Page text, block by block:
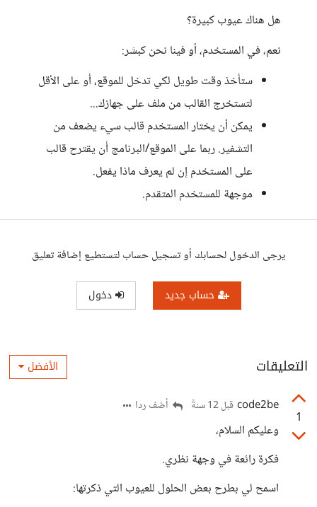
هل هناك عيوب كبيرة؟
نعم، في المستخدم، أو فينا نحن كبشر:
ستأخذ وقت طويل لكي تدخل للموقع، أو على الأقل
لتستخرج القالب من ملف على جهازك...
يمكن أن يختار المستخدم قالب سيء يضعف من
التشفير. ربما على الموقع/البرنامج أن يقترح قالب
على المستخدم إن لم يعرف ماذا يفعل.
موجهة للمستخدم المتقدم.
يرجى الدخول لحسابك أو تسجيل حساب لتستطيع إضافة تعليق
حساب جديد دخول
التعليقات الأفضل
1
code2be قبل 12 سنةً أضف ردا
وعليكم السلام،
فكرة رائعة في وجهة نظري.
اسمح لي بطرح بعض الحلول للعيوب التي ذكرتها: